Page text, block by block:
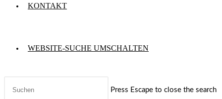
KONTAKT
WEBSITE-SUCHE UMSCHALTEN
Press Escape to close the search